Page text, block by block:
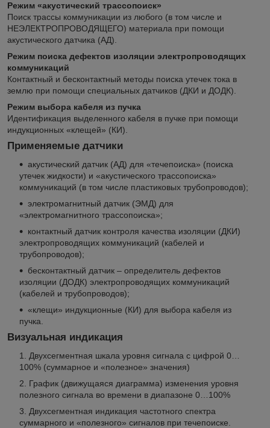
Режим «акустический трассопоиск»
Поиск трассы коммуникации из любого (в том числе и
НЕЭЛЕКТРОПРОВОДЯЩЕГО) материала при помощи
акустического датчика (АД).
Режим поиска дефектов изоляции электропроводящих
коммуникаций
Контактный и бесконтактный методы поиска утечек тока в
землю при помощи специальных датчиков (ДКИ и ДОДК).
Режим выбора кабеля из пучка
Идентификация выделенного кабеля в пучке при помощи
индукционных «клещей» (КИ).
Применяемые датчики
акустический датчик (АД) для «течепоиска» (поиска
утечек жидкости) и «акустического трассопоиска»
коммуникаций (в том числе пластиковых трубопроводов);
электромагнитный датчик (ЭМД) для
«электромагнитного трассопоиска»;
контактный датчик контроля качества изоляции (ДКИ)
электропроводящих коммуникаций (кабелей и
трубопроводов);
бесконтактный датчик – определитель дефектов
изоляции (ДОДК) электропроводящих коммуникаций
(кабелей и трубопроводов);
«клещи» индукционные (КИ) для выбора кабеля из
пучка.
Визуальная индикация
Двухсегментная шкала уровня сигнала с цифрой 0…
100% (суммарное и «полезное» значения)
График (движущаяся диаграмма) изменения уровня
полезного сигнала во времени в диапазоне 0…100%
Двухсегментная индикация частотного спектра
суммарного и «полезного» сигналов при течепоиске.